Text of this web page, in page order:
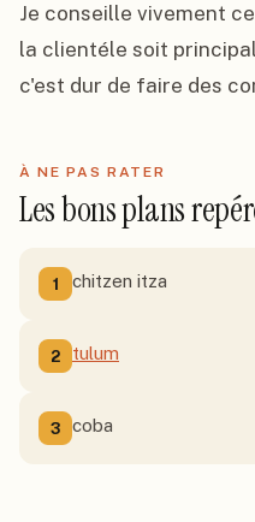
Je conseille vivement
la clientéle soit
c'est dur de faire des
À NE PAS RATER
Les bons plans
1 chitzen itza
2 tulum
3 coba